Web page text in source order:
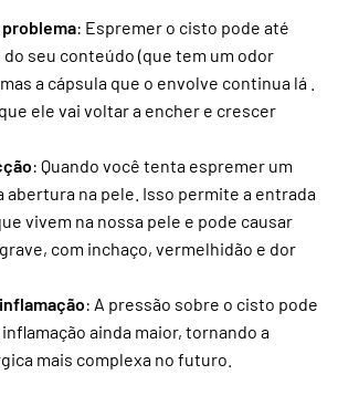
: Espremer o cisto pode até
seu conteúdo (que tem um odor
a cápsula que o envolve continua lá .
ele vai voltar a encher e crescer
: Quando você tenta espremer um
abertura na pele. Isso permite a entrada
vivem na nossa pele e pode causar
com inchaço, vermelhidão e dor
: A pressão sobre o cisto pode
ainda maior, tornando a
mais complexa no futuro.